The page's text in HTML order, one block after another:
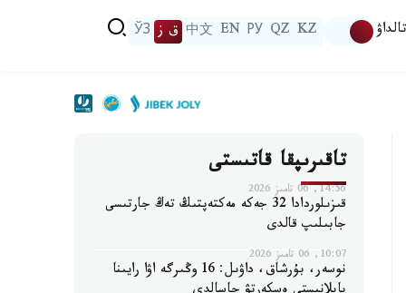
تالداۋ KZ
QZ
РУ
EN
中文 ق ز ЎЗ
تاقىرىپقا قاتىستى
14:56, 06 تامىز 2026
قىزىلوردادا 32 جەكە مەكتەپتىڭ تەڭ جارتىسى
جابىلىپ قالدى
10:07, 06 تامىز 2026
نوسەر، بۇرشاق، داۋىل: 16 وڭىرگە اۋا رايىنا